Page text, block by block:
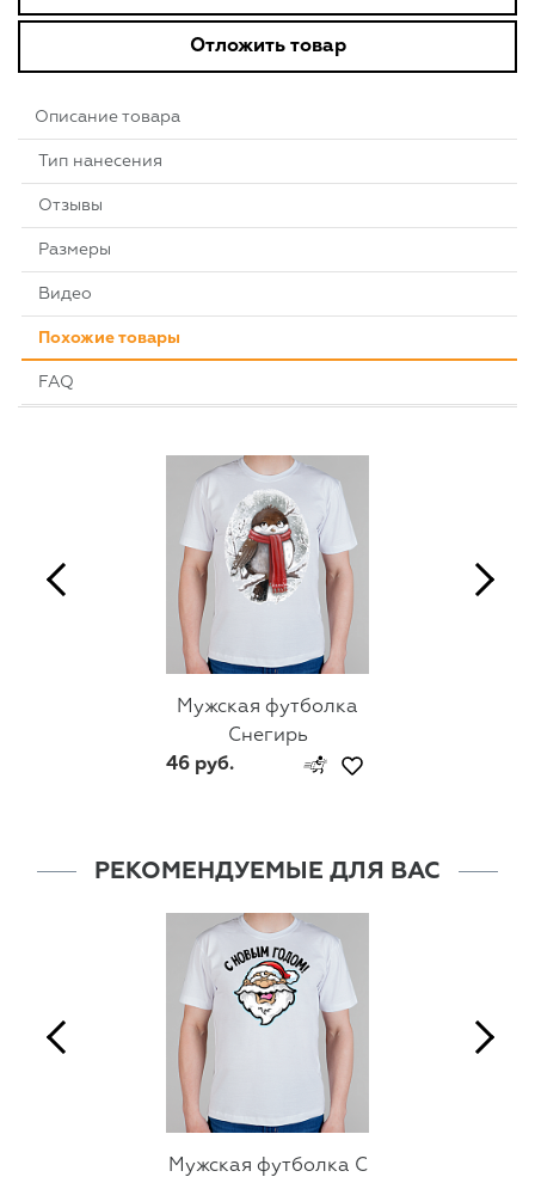
Отложить товар
Описание товара
Тип нанесения
Отзывы
Размеры
Видео
Похожие товары
FAQ
Мужская футболка
Снегирь
46 руб.
РЕКОМЕНДУЕМЫЕ ДЛЯ ВАС
Мужская футболка С